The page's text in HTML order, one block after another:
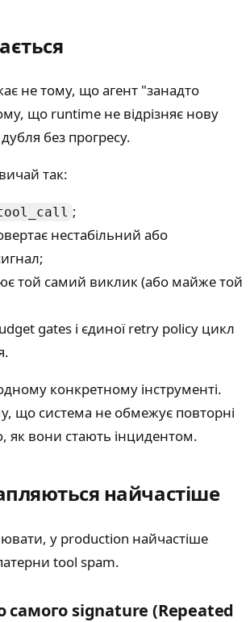
не тому, що агент "занадто
що runtime не відрізняє нову
без прогресу.
так:
;
нестабільний або
той самий виклик (або майже той
gates і єдиної retry policy цикл
конкретному інструменті.
що система не обмежує повторні
як вони стають інцидентом.
найчастіше
у production найчастіше
tool spam.
самого signature (Repeated